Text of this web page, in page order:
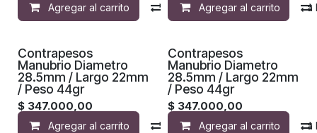
Agregar al carrito Compara Agregar a la
Agregar al carrito
Contrapesos
Manubrio Diametro
28.5mm / Largo 22mm
/ Peso 44gr
$ 347.000,00
Agregar al carrito Compara Agregar a la
Contrapesos
Manubrio Diametro
28.5mm / Largo 22mm
/ Peso 44gr
$ 347.000,00
Agregar al carrito